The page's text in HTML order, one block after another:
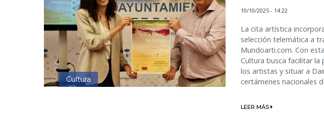
Cultura
10/10/2025 - 14:22
La cita artística
selección telemática a
Mundoarti.com. Con
Cultura busca facilitar la
los artistas y situar a
certámenes nacionales
LEER MÁS